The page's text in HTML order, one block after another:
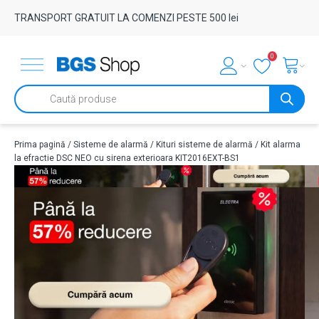
TRANSPORT GRATUIT LA COMENZI PESTE 500 lei
0
Products
search
Prima pagină / Sisteme de alarmă / Kituri sisteme de alarmă / Kit alarma
la efractie DSC NEO cu sirena exterioara KIT2016EXT-BS1